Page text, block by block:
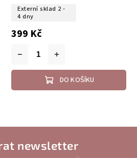
Externí sklad 2 -
4 dny
399 Kč
DO KOŠÍKU
newsletter